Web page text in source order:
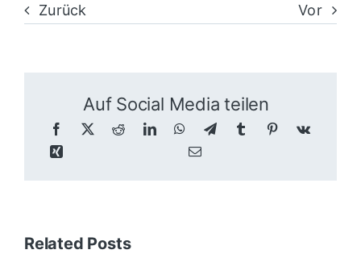
Zurück Vor
Auf Social Media teilen
Related Posts